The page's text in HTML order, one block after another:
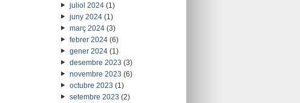
juliol 2024(1)
juny 2024(1)
març 2024(3)
febrer 2024(6)
gener 2024(1)
desembre 2023 (3)
novembre 2023 (6)
octubre 2023 (1)
setembre 2023 (2)